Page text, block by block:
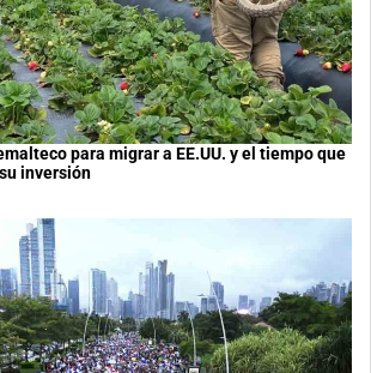
para migrar a EE.UU. y el tiempo que
inversión